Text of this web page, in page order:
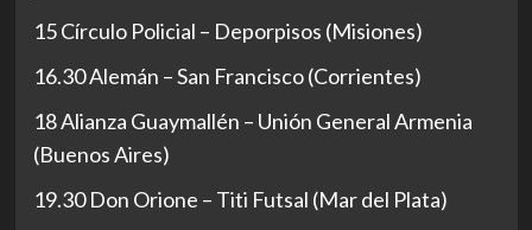
15 Círculo Policial – Deporpisos (Misiones)
16.30 Alemán – San Francisco (Corrientes)
18 Alianza Guaymallén – Unión General Armenia
(Buenos Aires)
19.30 Don Orione – Titi Futsal (Mar del Plata)